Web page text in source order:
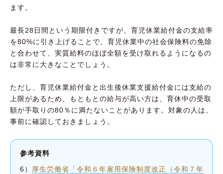
ます。
最長28日間という期限付きですが、育児休業給付金の支給率
を80%に引き上げることで、育児休業中の社会保険料の免除
と合わせて、実質給料のほぼ全額を受け取れるようになるの
は非常に大きなことでしょう。
ただし、育児休業給付金と出生後休業支援給付金には支給の
上限があるため、もともとの給与が高い方は、育休中の受取
額が手取りの80％に満たないことがあります。対象の人は、
事前に確認しておきましょう。
参考資料
6） 厚生労働省「令和６年雇用保険制度改正（令和７年